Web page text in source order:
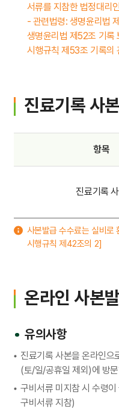
서류를 지참한 법정대리
- 관련법령: 생명윤리법
생명윤리법 제52조 기록
시행규칙 제53조 기록의
진료기록 사
항목
진료기록
사본발급 수수료는 실비로
시행규칙 제42조의 2]
온라인 사본
유의사항
진료기록 사본을 온라인으
(토/일/공휴일 제외)에 방
구비서류 미지참 시 수령
구비서류 지참)